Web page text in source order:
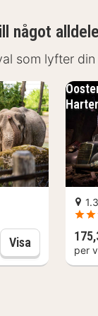
km Markt -
något
som lyfter
Visa Arnhem:
per